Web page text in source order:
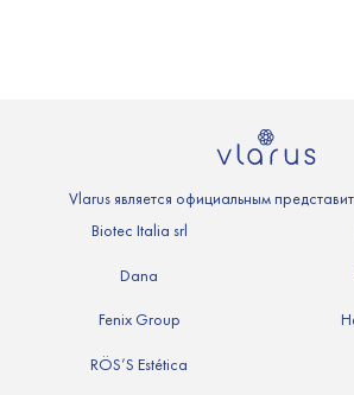
Vlarus является официальным
Biotec Italia srl
Dana
Fenix Group
RÖS’S Estética